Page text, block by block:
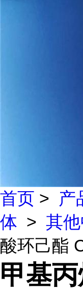
首页 > 产
体 > 其
酸环己酯
甲基